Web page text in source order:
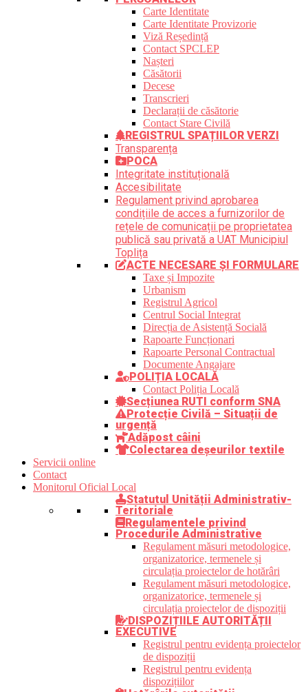
Carte Identitate
Carte Identitate Provizorie
Viză Reședință
Contact SPCLEP
Nașteri
Căsătorii
Decese
Transcrieri
Declarații de căsătorie
Contact Stare Civilă
REGISTRUL SPAȚIILOR VERZI
Transparența
POCA
Integritate instituțională
Accesibilitate
Regulament privind aprobarea
condițiile de acces a furnizorilor de
rețele de comunicații pe proprietatea
publică sau privată a UAT Municipiul
Toplița
ACTE NECESARE ȘI FORMULARE
Taxe și Impozite
Urbanism
Registrul Agricol
Centrul Social Integrat
Direcția de Asistență Socială
Rapoarte Funcționari
Rapoarte Personal Contractual
Documente Angajare
POLIȚIA LOCALĂ
Contact Poliția Locală
Secțiunea RUTI conform SNA
Protecție Civilă – Situații de
urgență
Adăpost câini
Colectarea deșeurilor textile
Servicii online
Contact
Monitorul Oficial Local
Statutul Unității Administrativ-
Teritoriale
Regulamentele privind
Procedurile Administrative
Regulament măsuri metodologice,
organizatorice, termenele și
circulația proiectelor de hotărâri
Regulament măsuri metodologice,
organizatorice, termenele și
circulația proiectelor de dispoziții
DISPOZIȚIILE AUTORITĂȚII
EXECUTIVE
Registrul pentru evidența proiectelor
de dispoziții
Registrul pentru evidența
dispozițiilor